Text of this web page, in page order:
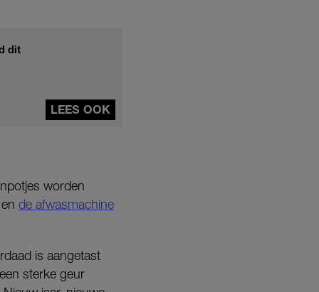
dit
LEES OOK
worden
de afwasmachine
is aangetast
sterke geur